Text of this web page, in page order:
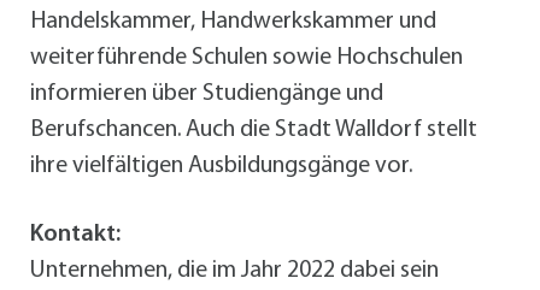
Handelskammer, Handwerkskammer und
weiterführende Schulen sowie Hochschulen
informieren über Studiengänge und
Berufschancen. Auch die Stadt Walldorf stellt
ihre vielfältigen Ausbildungsgänge vor.
Kontakt:
Unternehmen, die im Jahr 2022 dabei sein